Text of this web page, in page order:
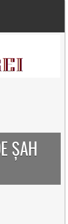
ȘAH